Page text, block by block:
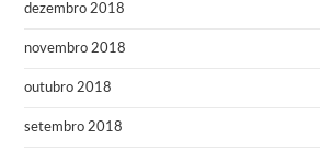
dezembro 2018
novembro 2018
outubro 2018
setembro 2018